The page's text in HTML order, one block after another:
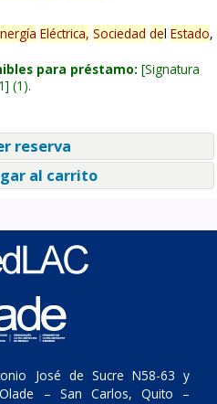
Eléctrica, Sociedad del Estado,
para préstamo: Signatura
(1).
reserva
al carrito
José de Sucre N58-63 y
– San Carlos, Quito –